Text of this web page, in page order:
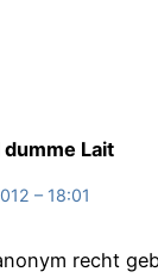
Lait
– 18:01
recht